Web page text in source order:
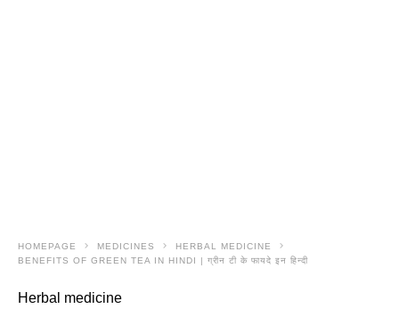
HOMEPAGE MEDICINES
HERBAL MEDICINE
BENEFITS OF GREEN TEA IN HINDI | ग्रीन टी के फायदे इन हिन्दी
Herbal medicine